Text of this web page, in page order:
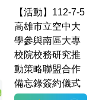
【活動】112-7-5
高雄市立空中大
學參與南區大專
校院校務研究推
動策略聯盟合作
備忘錄簽約儀式